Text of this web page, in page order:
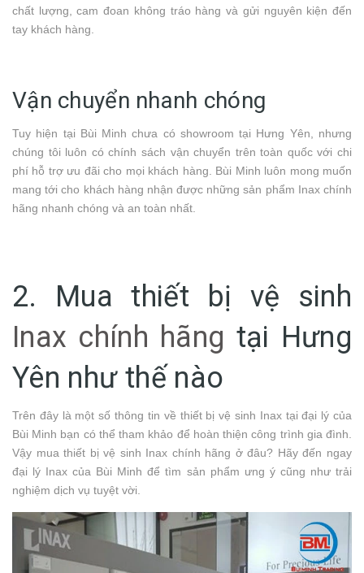
chất lượng, cam đoan không tráo hàng và gửi nguyên kiện đến
tay khách hàng.
Vận chuyển nhanh chóng
Tuy hiện tại Bùi Minh chưa có showroom tại Hưng Yên, nhưng
chúng tôi luôn có chính sách vận chuyển trên toàn quốc với chi
phí hỗ trợ ưu đãi cho mọi khách hàng. Bùi Minh luôn mong muốn
mang tới cho khách hàng nhận được những sản phẩm Inax chính
hãng nhanh chóng và an toàn nhất.
2. Mua thiết bị vệ sinh
Inax chính hãng tại Hưng
Yên như thế nào
Trên đây là một số thông tin về thiết bị vệ sinh Inax tại đại lý của
Bùi Minh bạn có thể tham khảo để hoàn thiện công trình gia đình.
Vậy mua thiết bị vệ sinh Inax chính hãng ở đâu? Hãy đến ngay
đại lý Inax của Bùi Minh để tìm sản phẩm ưng ý cũng như trải
nghiệm dịch vụ tuyệt vời.